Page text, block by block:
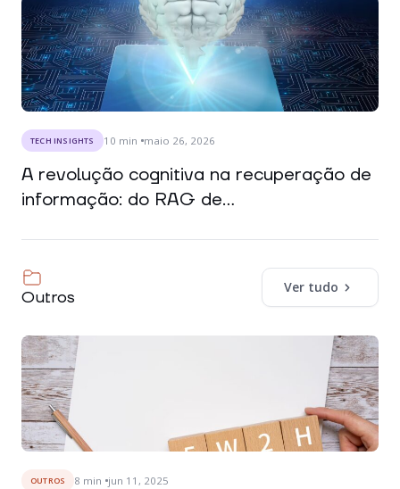
TECH INSIGHTS 10 min maio 26, 2026
A revolução cognitiva na recuperação de
informação: do RAG de...
Outros
Ver tudo
OUTROS 8 min jun 11, 2025